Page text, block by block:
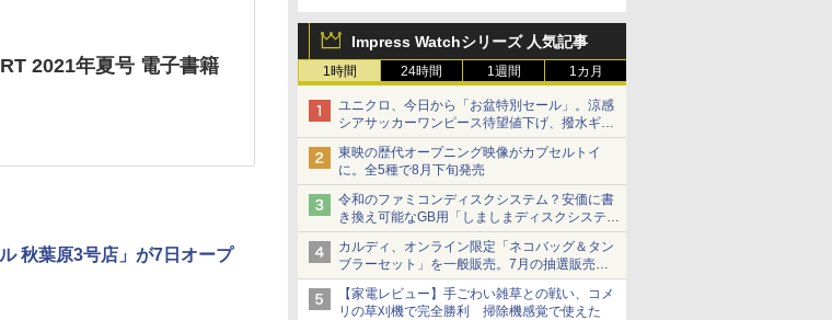
セール
Impress Watchシリーズ 人気記事
1時間 24時間 1週間 1カ月
ユニクロ、今日から「お盆特別セール」。涼感
シアサッカーワンピース待望値下げ、撥水ギア
ショーツは1990円に
東映の歴代オープニング映像がカプセルトイ
に。全5種で8月下旬発売
令和のファミコンディスクシステム？安価に書
き換え可能なGB用「しましまディスクシステ
ム」
カルディ、オンライン限定「ネコバッグ＆タン
ブラーセット」を一般販売。7月の抽選販売の
当選無効分
【家電レビュー】手ごわい雑草との戦い、コメ
リの草刈機で完全勝利 掃除機感覚で使えた
2021年夏号 電子書籍
秋葉原3号店」が7日オープ